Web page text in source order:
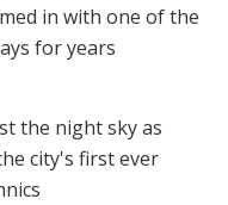
in with one of the
for years